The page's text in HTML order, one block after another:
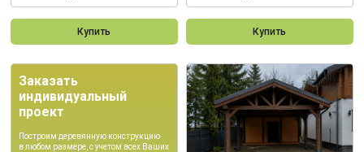
Купить Купить
Заказать
индивидуальный
проект
Построим деревянную конструкцию
в любом размере, с учетом всех Ваших